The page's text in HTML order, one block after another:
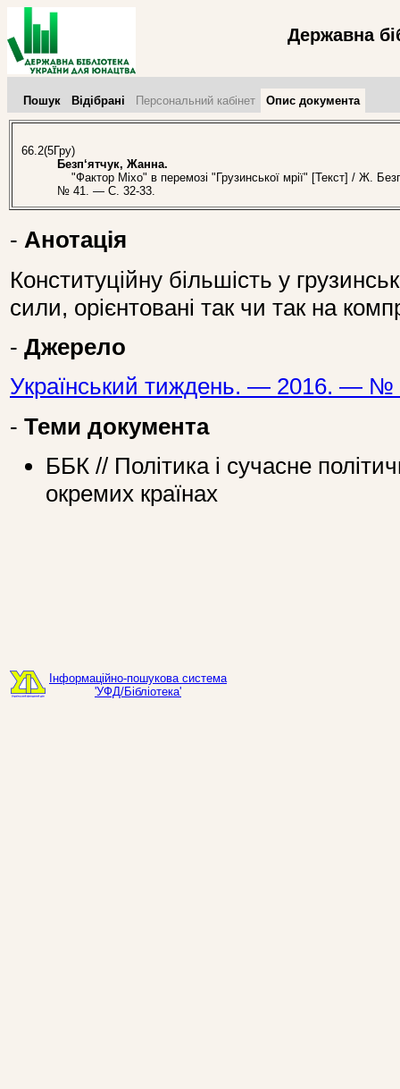
Державна
Пошук Відібрані Персональний кабінет Опис документа
66.2(5Гру)
Безп‘ятчук, Жанна.
"Фактор Міхо" в перемозі "Грузинської мрії" [Текст] / Ж.
№ 41. — С. 32-33.
- Анотація
Конституційну більшість у
сили, орієнтовані так чи так на
- Джерело
Український тиждень. — 2016. — №
- Теми документа
ББК // Політика і сучасне
окремих країнах
Інформаційно-пошукова система
'УФД/Бібліотека'